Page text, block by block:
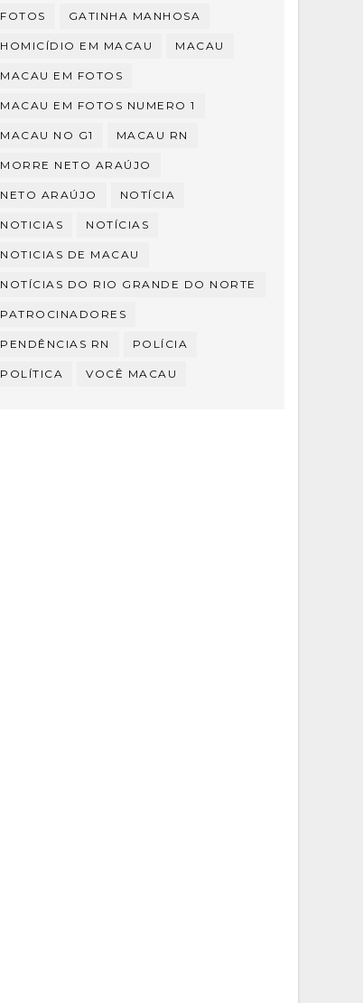
FOTOS GATINHA MANHOSA
HOMICÍDIO EM MACAU MACAU
MACAU EM FOTOS
MACAU EM FOTOS NUMERO 1
MACAU NO G1 MACAU RN
MORRE NETO ARAÚJO
NETO ARAÚJO NOTÍCIA
NOTICIAS NOTÍCIAS
NOTICIAS DE MACAU
NOTÍCIAS DO RIO GRANDE DO NORTE
PATROCINADORES
PENDÊNCIAS RN POLÍCIA
POLÍTICA VOCÊ MACAU